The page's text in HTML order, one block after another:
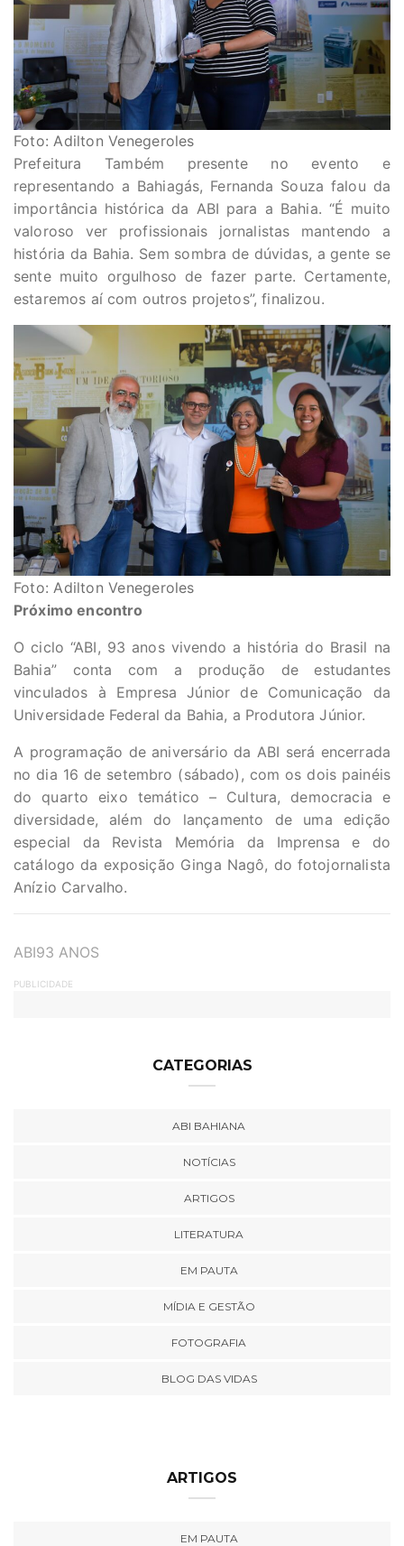
Foto: Adilton Venegeroles
Prefeitura Também presente no evento e
representando a Bahiagás, Fernanda Souza falou da
importância histórica da ABI para a Bahia. “É muito
valoroso ver profissionais jornalistas mantendo a
história da Bahia. Sem sombra de dúvidas, a gente se
sente muito orgulhoso de fazer parte. Certamente,
estaremos aí com outros projetos”, finalizou.
Foto: Adilton Venegeroles
Próximo encontro
O ciclo “ABI, 93 anos vivendo a história do Brasil na
Bahia” conta com a produção de estudantes
vinculados à Empresa Júnior de Comunicação da
Universidade Federal da Bahia, a Produtora Júnior.
A programação de aniversário da ABI será encerrada
no dia 16 de setembro (sábado), com os dois painéis
do quarto eixo temático – Cultura, democracia e
diversidade, além do lançamento de uma edição
especial da Revista Memória da Imprensa e do
catálogo da exposição Ginga Nagô, do fotojornalista
Anízio Carvalho.
TAGS
ABI93 ANOS
PUBLICIDADE
CATEGORIAS
ABI BAHIANA
NOTÍCIAS
ARTIGOS
LITERATURA
EM PAUTA
MÍDIA E GESTÃO
FOTOGRAFIA
BLOG DAS VIDAS
ARTIGOS
EM PAUTA